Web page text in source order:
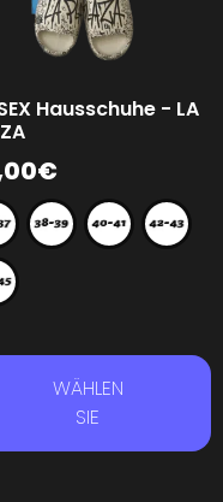
Hausschuhe - LA
€
WÄHLEN
SIE